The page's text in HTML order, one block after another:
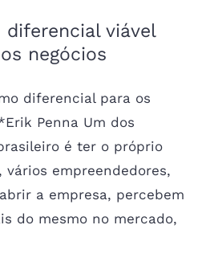
viável
negócios
diferencial para os
Penna Um dos
é ter o próprio
empreendedores,
a empresa, percebem
do mesmo no mercado,